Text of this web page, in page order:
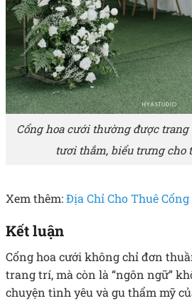
Cổng hoa cưới thường được
tươi thắm, biểu trưng cho
Xem thêm:Địa Chỉ Cho Thuê Cổng
Kết luận
Cổng hoa cưới không chỉ đơn
trang trí, mà còn là “ngôn ngữ”
chuyện tình yêu và gu thẩm mỹ